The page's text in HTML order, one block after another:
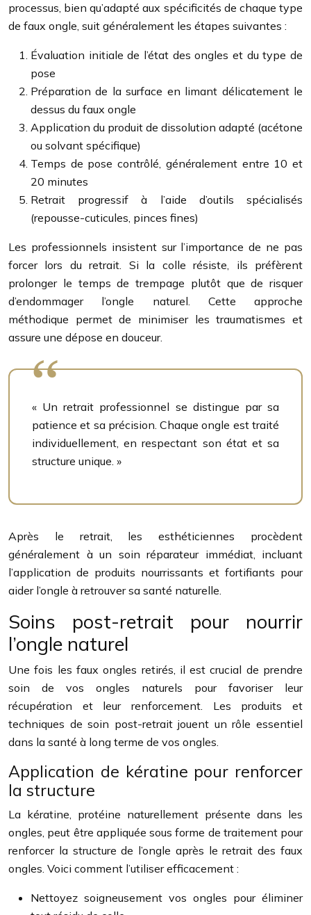
processus, bien qu’adapté aux spécificités de chaque type
de faux ongle, suit généralement les étapes suivantes :
Évaluation initiale de l’état des ongles et du type de
pose
Préparation de la surface en limant délicatement le
dessus du faux ongle
Application du produit de dissolution adapté (acétone
ou solvant spécifique)
Temps de pose contrôlé, généralement entre 10 et
20 minutes
Retrait progressif à l’aide d’outils spécialisés
(repousse-cuticules, pinces fines)
Les professionnels insistent sur l’importance de ne pas
forcer lors du retrait. Si la colle résiste, ils préfèrent
prolonger le temps de trempage plutôt que de risquer
d’endommager l’ongle naturel. Cette approche
méthodique permet de minimiser les traumatismes et
assure une dépose en douceur.
« Un retrait professionnel se distingue par sa
patience et sa précision. Chaque ongle est traité
individuellement, en respectant son état et sa
structure unique. »
Après le retrait, les esthéticiennes procèdent
généralement à un soin réparateur immédiat, incluant
l’application de produits nourrissants et fortifiants pour
aider l’ongle à retrouver sa santé naturelle.
Soins post-retrait pour nourrir
l’ongle naturel
Une fois les faux ongles retirés, il est crucial de prendre
soin de vos ongles naturels pour favoriser leur
récupération et leur renforcement. Les produits et
techniques de soin post-retrait jouent un rôle essentiel
dans la santé à long terme de vos ongles.
Application de kératine pour renforcer
la structure
La kératine, protéine naturellement présente dans les
ongles, peut être appliquée sous forme de traitement pour
renforcer la structure de l’ongle après le retrait des faux
ongles. Voici comment l’utiliser efficacement :
Nettoyez soigneusement vos ongles pour éliminer